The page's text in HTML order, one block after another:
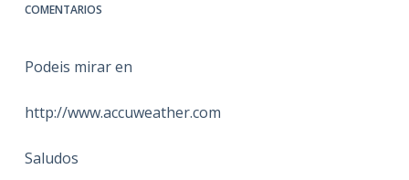
COMENTARIOS
Podeis mirar en
http://www.accuweather.com
Saludos